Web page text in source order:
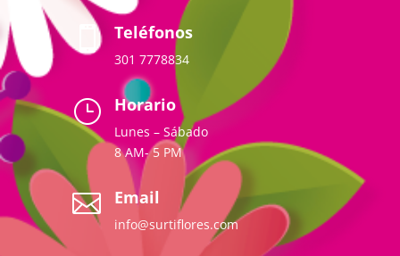
 Teléfonos
301 7778834
} Horario
Lunes – Sábado
8 AM- 5 PM
 Email
info@surtiflores.com